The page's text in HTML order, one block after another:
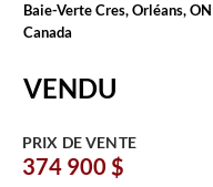
Baie-Verte Cres, Orléans,
Canada
VENDU
PRIX DE VENTE
374 900 $